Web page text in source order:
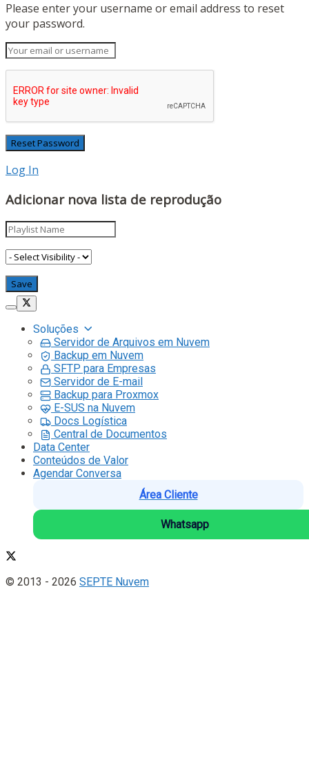
Please enter your username or email address to reset
your password.
Log In
Adicionar nova lista de reprodução
Soluções
Servidor de Arquivos em Nuvem
Backup em Nuvem
SFTP para Empresas
Servidor de E-mail
Backup para Proxmox
E-SUS na Nuvem
Docs Logística
Central de Documentos
Data Center
Conteúdos de Valor
Agendar Conversa
Área Cliente
Whatsapp
© 2013 - 2026 SEPTE Nuvem